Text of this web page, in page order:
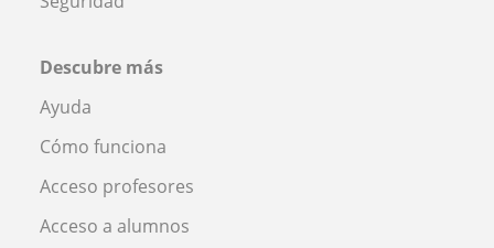
Descubre más
Ayuda
Cómo funciona
Acceso profesores
Acceso a alumnos